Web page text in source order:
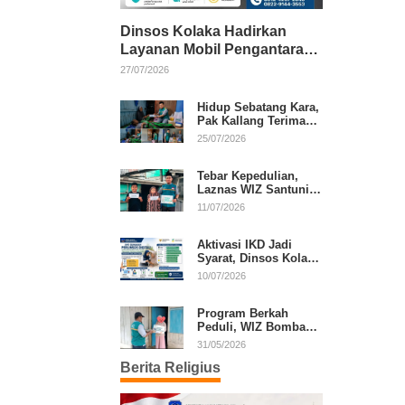
Dinsos Kolaka Hadirkan
Layanan Mobil Pengantaran
Gratis bagi Pasien Penerima
27/07/2026
Hidup Sebatang Kara,
Pak Kallang Terima
Bantuan dari Laznas
25/07/2026
Tebar Kepedulian,
Laznas WIZ Santuni
Anak Yatim dan
11/07/2026
Aktivasi IKD Jadi
Syarat, Dinsos Kolaka
Sosialisasikan
10/07/2026
Program Berkah
Peduli, WIZ Bombana
Bantu Lansia dan
31/05/2026
Berita Religius